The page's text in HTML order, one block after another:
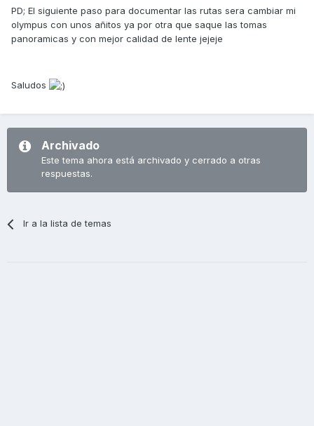
PD; El siguiente paso para documentar las rutas sera cambiar mi
olympus con unos añitos ya por otra que saque las tomas
panoramicas y con mejor calidad de lente jejeje
Saludos
Archivado
Este tema ahora está archivado y cerrado a otras
respuestas.
Ir a la lista de temas